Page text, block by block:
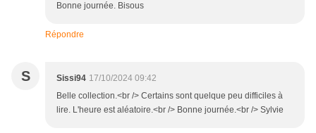
Bonne journée. Bisous
Répondre
S Sissi94 17/10/2024 09:42
Belle collection.<br /> Certains sont quelque peu difficiles à
lire. L'heure est aléatoire.<br /> Bonne journée.<br /> Sylvie